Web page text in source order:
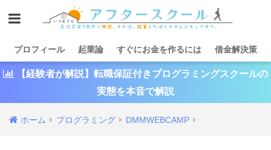
プロフィール 起業論 すぐにお金を作るには 借金解決策
【経験者が解説】転職保証付きプログラミングスクールの
実態を本音で解説
ホーム プログラミング DMMWEBCAMP